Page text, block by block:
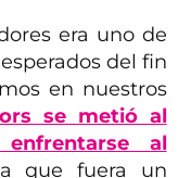
era uno de
del fin
en nuestros
se metió al
al
que fuera un